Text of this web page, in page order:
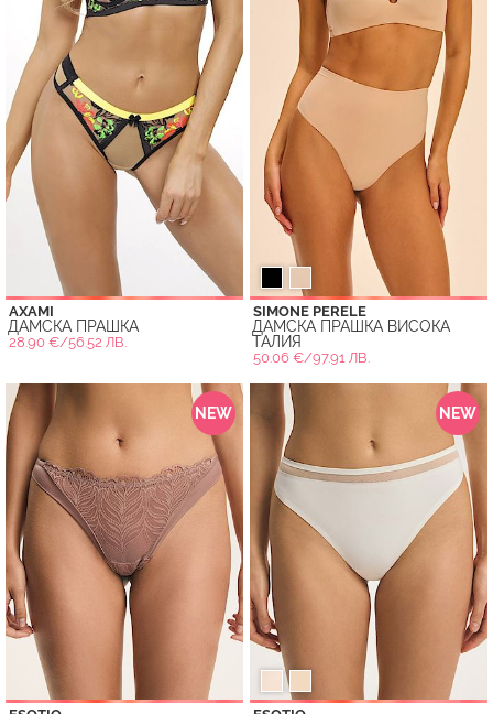
AXAMI
ДАМСКА ПРАШКА
28.90 €/56.52 ЛВ.
SIMONE PERELE
ДАМСКА ПРАШКА ВИСОКА
ТАЛИЯ
50.06 €/97.91 ЛВ.
NEW NEW